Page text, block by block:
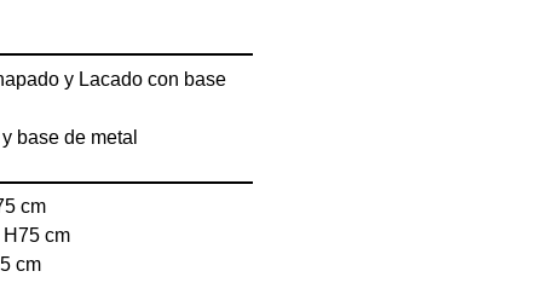
y Lacado con base
base de metal
cm
H75 cm
cm